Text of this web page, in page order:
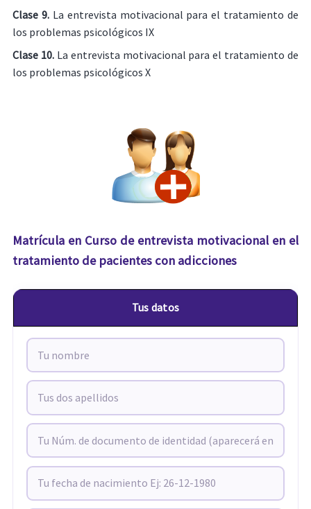
Clase 9. La entrevista motivacional para el tratamiento de
los problemas psicológicos IX
Clase 10. La entrevista motivacional para el tratamiento de
los problemas psicológicos X
Matrícula en Curso de entrevista motivacional en el
tratamiento de pacientes con adicciones
Tus datos